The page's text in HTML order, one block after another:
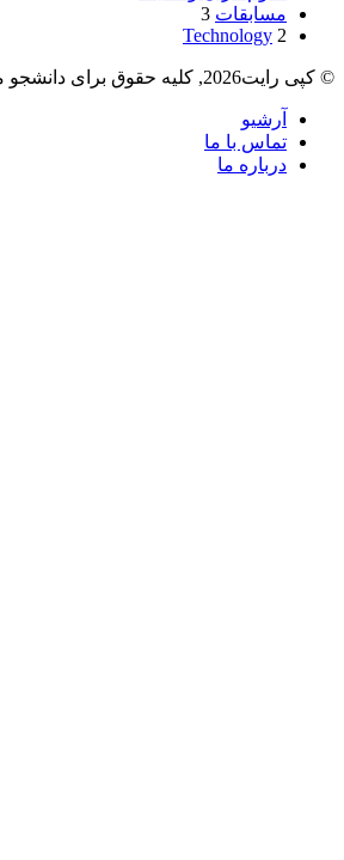
مسابقات 3
Technology 2
© کپی رایت2026, کلیه حقوق برای دانشجو محفوظ است.
آرشیو
تماس با ما
درباره ما